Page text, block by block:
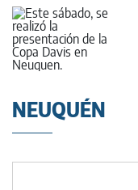
NEUQUÉN